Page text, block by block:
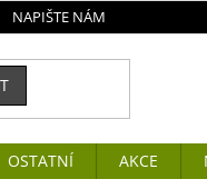
NAPIŠTE NÁM
OSTATNÍ AKCE